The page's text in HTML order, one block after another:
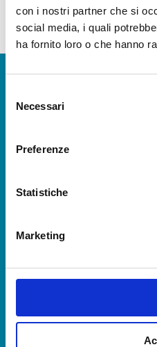
con i nostri partner che si
social media, i quali
ha fornito loro o che hanno
delNecessari
Preferenze
Statistiche
Marketing
348